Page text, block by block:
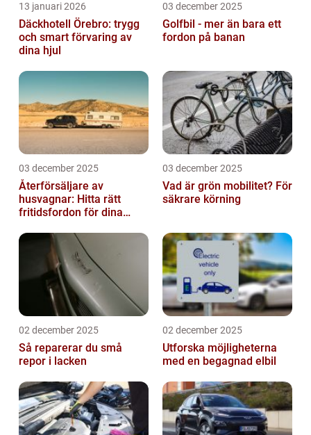
13 januari 2026
Däckhotell Örebro: trygg
och smart förvaring av
dina hjul
03 december 2025
Golfbil - mer än bara ett
fordon på banan
03 december 2025
Återförsäljare av
husvagnar: Hitta rätt
fritidsfordon för dina
03 december 2025
Vad är grön mobilitet? För
säkrare körning
02 december 2025
Så reparerar du små
repor i lacken
02 december 2025
Utforska möjligheterna
med en begagnad elbil